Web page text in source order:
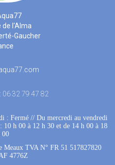
de l'Alma
Gaucher
06 32 79 47 82
: Fermé // Du mercredi au vendredi
10 h 00 à 12 h 30 et de 14 h 00 à 18
00
Meaux TVA N° FR 51 517827820
4776Z